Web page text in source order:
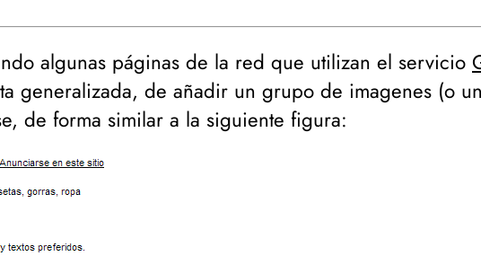
algunas páginas de la red que utilizan el servicio
generalizada, de añadir un grupo de imagenes (o
de forma similar a la siguiente figura: